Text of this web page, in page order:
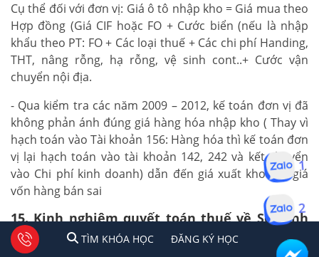
Cụ thể đối với đơn vị: Giá ô tô nhập kho = Giá mua theo
Hợp đồng (Giá CIF hoặc FO + Cước biển (nếu là nhập
khẩu theo PT: FO + Các loại thuế + Các chi phí Handing,
THT, nâng rỗng, hạ rỗng, vệ sinh cont..+ Cước vận
chuyển nội địa.
- Qua kiểm tra các năm 2009 – 2012, kế toán đơn vị đã
không phản ánh đúng giá hàng hóa nhập kho ( Thay vì
hạch toán vào Tài khoản 156: Hàng hóa thì kế toán đơn
vị lại hạch toán vào tài khoản 142, 242 và kết chuyển
vào Chi phí kinh doanh) dẫn đến giá xuất kho sai, giá
vốn hàng bán sai
15. Kinh nghiệm quyết toán thuế về So sánh
tỷ lệ giá vốn hàng hóa/ Doanh thu các năm
TÌM KHÓA HỌC ĐĂNG KÍ HỌC
1 2 Tư vấn facebook
TÌM KHÓA HỌC ĐĂNG KÝ HỌC
1
2